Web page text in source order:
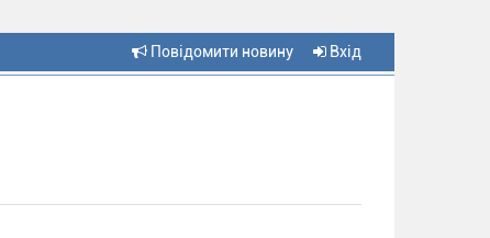
Повідомити новину Вхід